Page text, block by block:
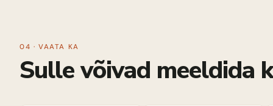
04 · VAATA KA
Sulle võivad meeldida